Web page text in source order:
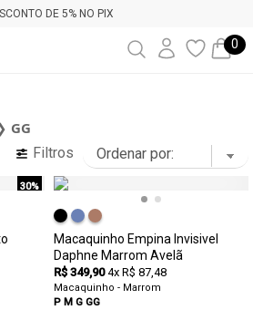
DE 5% NO PIX
0
GG
Filtros
30%
Macaquinho Empina Invisivel
Daphne Marrom Avelã
R$ 349,90 4x R$ 87,48
Macaquinho - Marrom
P M G GG